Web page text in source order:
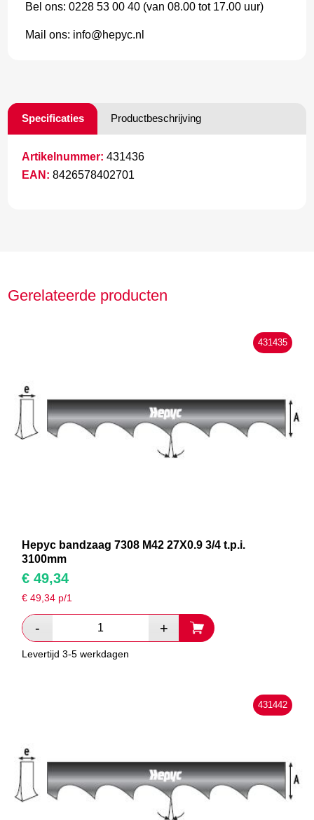
Bel ons: 0228 53 00 40 (van 08.00 tot 17.00 uur)
Mail ons: info@hepyc.nl
Specificaties Productbeschrijving
Artikelnummer: 431436
EAN: 8426578402701
Gerelateerde producten
431435
Hepyc bandzaag 7308 M42 27X0.9 3/4 t.p.i.
3100mm
€ 49,34
€49,34 p/1
Levertijd 3-5 werkdagen
431442